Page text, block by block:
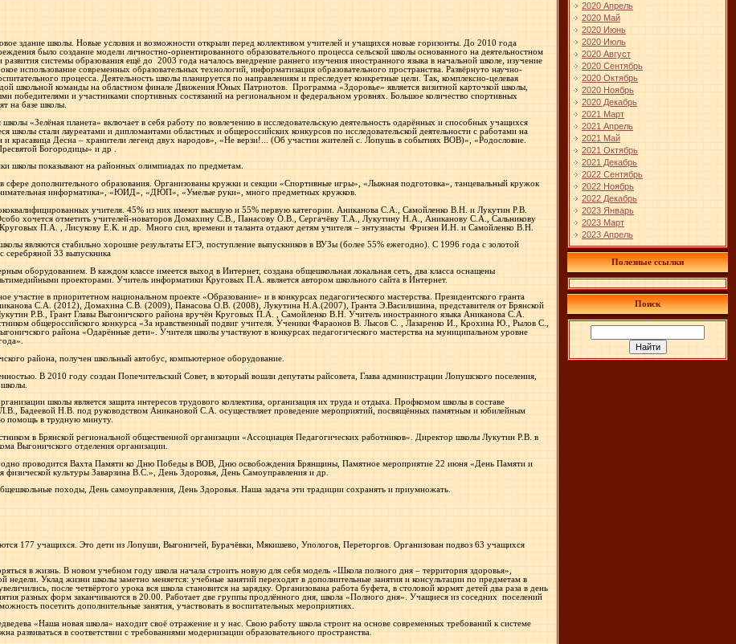
здание школы. Новые условия и возможности открыли перед коллективом учителей и учащихся новые горизонты. До 2010 года
было создание модели личностно-ориентированного образовательного процесса сельской школы основанного на деятельностном
системы образования ещё до
2003 года началось внедрение раннего изучения иностранного языка в начальной школе, изучение
использование современных образовательных технологий, информатизация образовательного пространства. Развёрнуто научно-
процесса. Деятельность школы планируется по направлениям и преследует конкретные цели. Так, комплексно-целевая
школьной команды на областном финале Движения Юных Патриотов.
Программа «Здоровье» является визитной карточкой школы,
победителями и участниками спортивных состязаний на региональном и федеральном уровнях. Большое количество спортивных
на базе школы.
«Зелёная планета» включает в себя работу по вовлечению в исследовательскую деятельность одарённых и способных учащихся
школы стали лауреатами и дипломантами областных и общероссийских конкурсов по исследовательской деятельности с работами на
и красавица Десна – хранители легенд двух народов», «Не верзи!... (Об участии жителей с. Лопушь в событиях ВОВ)», «Родословие.
Богородицы» и др .
школы показывают на районных олимпиадах по предметам.
дополнительного образования. Организованы кружки и секции «Спортивные игры», «Лыжная подготовка», танцевальный кружок
информатика», «ЮИД», «ДЮП», «Умелые руки», много предметных кружков.
учителя. 45% из них имеют высшую и 55% первую категории. Аниканова С.А., Самойленко В.Н. и Лукутин Р.В.
хочется отметить учителей-новаторов Домахину С.В., Панасову О.В., Сергачёву Т.А., Лукутину Н.А., Аниканову С.А., Сальникову
П.А. , Лисукову Е.К. и др.
Много сил, времени и таланта отдают детям учителя – энтузиасты Фризен И.Н. и Самойленко В.Н.
являются стабильно хорошие результаты ЕГЭ, поступление выпускников в ВУЗы (более 55% ежегодно). С 1996 года с золотой
серебряной 33 выпускника
оборудованием. В каждом классе имеется выход в Интернет, создана общешкольная локальная сеть, два класса оснащены
проекторами. Учитель информатики Круговых П.А. является автором школьного сайта в Интернет.
участие в приоритетном национальном проекте «Образование» и в конкурсах педагогического мастерства. Президентского гранта
С.А. (2012), Домахина С.В. (2009), Панасова О.В. (2008), Лукутина Н.А.(2007), Гранта Э.Василишина, представителя от Брянской
Р.В., Грант Главы Выгоничского района вручён Круговых П.А. , Самойленко В.Н. Учитель иностранного языка Аниканова С.А.
общероссийского конкурса «За нравственный подвиг учителя. Ученики Фараонов В. Лысов С. , Лазаренко И., Крохина Ю., Рылов С.,
района «Одарённые дети». Учителя школы участвуют в конкурсах педагогического мастерства на муниципальном уровне
района, получен школьный автобус, компьютерное оборудование.
В 2010 году создан Попечительский Совет, в который вошли депутаты райсовета, Глава администрации Лопушского поселения,
школы является защита интересов трудового коллектива, организация их труда и отдыха. Профкомом школы в составе
Бадеевой Н.В. под руководством Аникановой С.А. осуществляет проведение мероприятий, посвящённых памятным и юбилейным
помощь в трудную минуту.
в Брянской региональной общественной организации «Ассоциация Педагогических работников». Директор школы Лукутин Р.В. в
Выгоничского отделения организации.
проводится Вахта Памяти ко Дню Победы в ВОВ, Дню освобождения Брянщины, Памятное мероприятие 22 июня «День Памяти и
культуры Заварзина В.С.», День Здоровья, День Самоуправления и др.
походы, День самоуправления, День Здоровья. Наша задача эти традиции сохранять и приумножать.
177 учащихся. Это дети из Лопуши, Выгоничей, Бурачёвки, Мякишево, Упологов, Переторгов. Организован подвоз 63 учащихся
в жизнь. В новом учебном году школа начала строить новую для себя модель «Школа полного дня – территория здоровья»,
Уклад жизни школы заметно меняется: учебные занятий переходят в дополнительные занятия и консультации по предметам в
после четвёртого урока вся школа становится на зарядку. Организована работа буфета, в столовой кормят детей два раза в день
разных форм заканчиваются в 20.00. Работает две группы продлённого дня, школа «Полного дня». Учащиеся из соседних поселений
посетить дополнительные занятия, участвовать в воспитательных мероприятиях.
«Наша новая школа» находит своё отражение и у нас. Свою работу школа строит на основе современных требований к системе
развиваться в соответствии с требованиями модернизации образовательного пространства.
2020 Апрель
2020 Май
2020 Июнь
2020 Июль
2020 Август
2020 Сентябрь
2020 Октябрь
2020 Ноябрь
2020 Декабрь
2021 Март
2021 Апрель
2021 Май
2021 Октябрь
2021 Декабрь
2022 Сентябрь
2022 Ноябрь
2022 Декабрь
2023 Январь
2023 Март
2023 Апрель
Полезные ссылки
Поиск